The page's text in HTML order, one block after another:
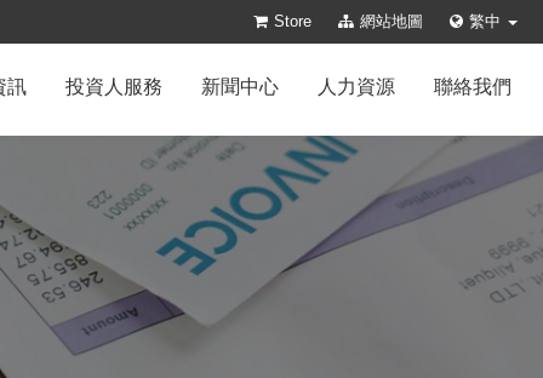
Store 網站地圖 繁中
訊 投資人服務 新聞中心 人力資源 聯絡我們